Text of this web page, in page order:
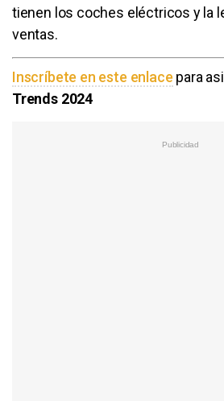
tienen los coches eléctricos y la
ventas.
Inscríbete en este enlace para
Trends 2024